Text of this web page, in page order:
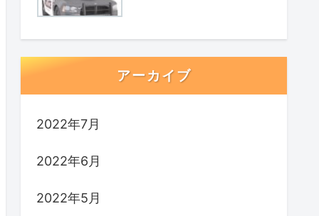
アーカイブ
2022年7月
2022年6月
2022年5月